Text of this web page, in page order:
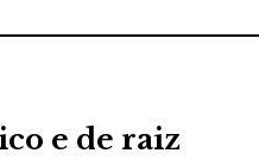
e de raiz